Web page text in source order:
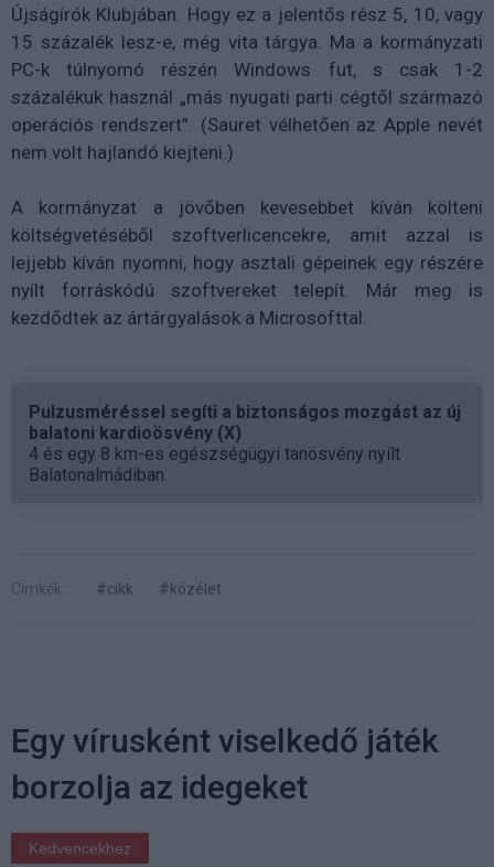
Újságírók Klubjában. Hogy ez a jelentős rész 5, 10, vagy
15 százalék lesz-e, még vita tárgya. Ma a kormányzati
PC-k túlnyomó részén Windows fut, s csak 1-2
százalékuk használ „más nyugati parti cégtől származó
operációs rendszert”. (Sauret vélhetően az Apple nevét
nem volt hajlandó kiejteni.)
A kormányzat a jövőben kevesebbet kíván költeni
költségvetéséből szoftverlicencekre, amit azzal is
lejjebb kíván nyomni, hogy asztali gépeinek egy részére
nyílt forráskódú szoftvereket telepít. Már meg is
kezdődtek az ártárgyalások a Microsofttal.
Pulzusméréssel segíti a biztonságos mozgást az új
balatoni kardioösvény (X)
4 és egy 8 km-es egészségügyi tanösvény nyílt
Balatonalmádiban.
Címkék: #cikk #közélet
Egy vírusként viselkedő játék
borzolja az idegeket
Kedvencekhez